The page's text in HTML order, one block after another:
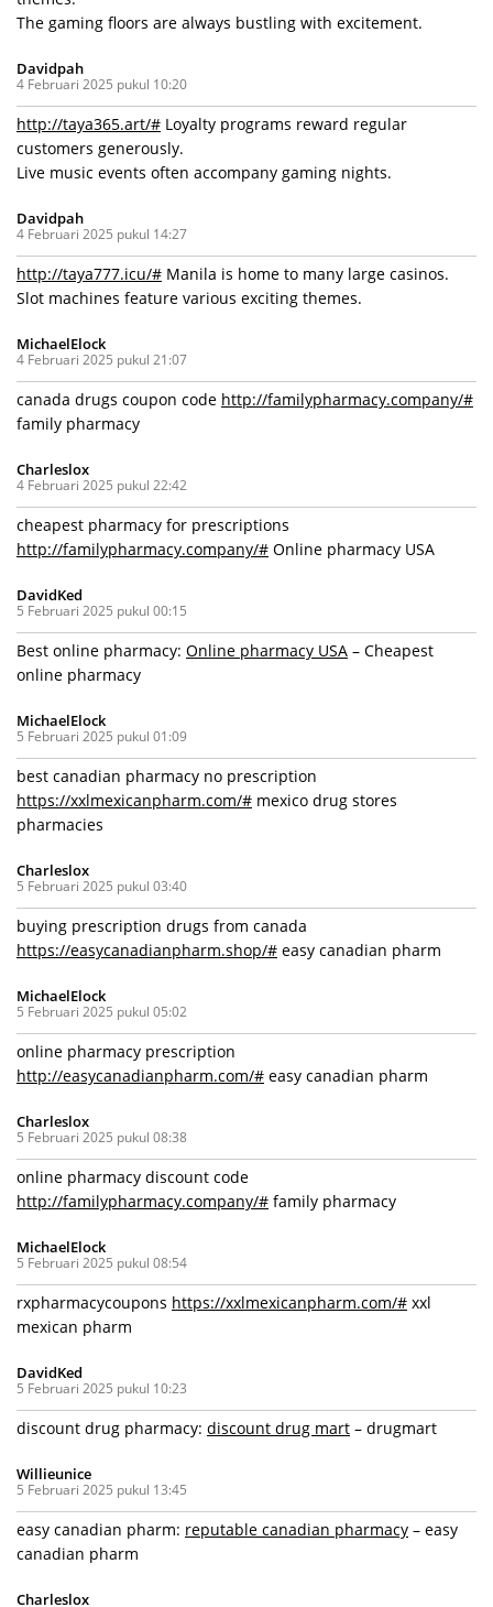
The gaming floors are always bustling with excitement.
Davidpah
4 Februari 2025 pukul 10:20
http://taya365.art/# Loyalty programs reward regular
customers generously.
Live music events often accompany gaming nights.
Davidpah
4 Februari 2025 pukul 14:27
http://taya777.icu/# Manila is home to many large casinos.
Slot machines feature various exciting themes.
MichaelElock
4 Februari 2025 pukul 21:07
canada drugs coupon code http://familypharmacy.company/#
family pharmacy
Charleslox
4 Februari 2025 pukul 22:42
cheapest pharmacy for prescriptions
http://familypharmacy.company/# Online pharmacy USA
DavidKed
5 Februari 2025 pukul 00:15
Best online pharmacy: Online pharmacy USA – Cheapest
online pharmacy
MichaelElock
5 Februari 2025 pukul 01:09
best canadian pharmacy no prescription
https://xxlmexicanpharm.com/# mexico drug stores
pharmacies
Charleslox
5 Februari 2025 pukul 03:40
buying prescription drugs from canada
https://easycanadianpharm.shop/# easy canadian pharm
MichaelElock
5 Februari 2025 pukul 05:02
online pharmacy prescription
http://easycanadianpharm.com/# easy canadian pharm
Charleslox
5 Februari 2025 pukul 08:38
online pharmacy discount code
http://familypharmacy.company/# family pharmacy
MichaelElock
5 Februari 2025 pukul 08:54
rxpharmacycoupons https://xxlmexicanpharm.com/# xxl
mexican pharm
DavidKed
5 Februari 2025 pukul 10:23
discount drug pharmacy: discount drug mart – drugmart
Willieunice
5 Februari 2025 pukul 13:45
easy canadian pharm: reputable canadian pharmacy – easy
canadian pharm
Charleslox